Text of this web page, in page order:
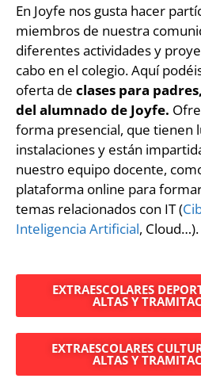
En Joyfe nos gusta hacer
miembros de nuestra
diferentes actividades y
cabo en el colegio. Aquí
oferta de clases para
del alumnado de Joyfe.
forma presencial, que tienen
instalaciones y están
nuestro equipo docente,
plataforma online para
temas relacionados con IT (
Inteligencia Artificial, Cloud…).
EXTRAESCOLARES
ALTAS Y
EXTRAESCOLARES
ALTAS Y